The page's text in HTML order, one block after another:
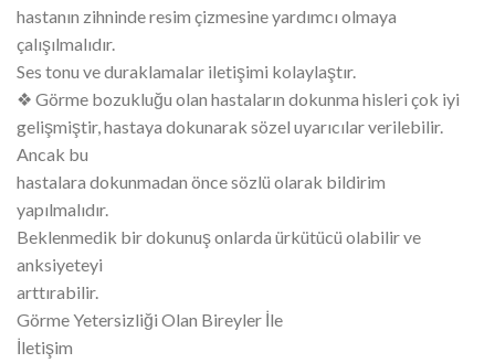
hastanın zihninde resim çizmesine yardımcı olmaya
çalışılmalıdır.
Ses tonu ve duraklamalar iletişimi kolaylaştır.
❖ Görme bozukluğu olan hastaların dokunma hisleri çok iyi
gelişmiştir, hastaya dokunarak sözel uyarıcılar verilebilir.
Ancak bu
hastalara dokunmadan önce sözlü olarak bildirim
yapılmalıdır.
Beklenmedik bir dokunuş onlarda ürkütücü olabilir ve
anksiyeteyi
arttırabilir.
Görme Yetersizliği Olan Bireyler İle
İletişim